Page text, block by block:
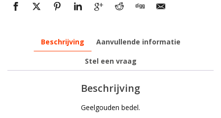
Beschrijving Aanvullende informatie
Stel een vraag
Beschrijving
Geelgouden bedel.